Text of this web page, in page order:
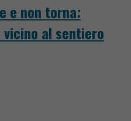
e non torna:
al sentiero